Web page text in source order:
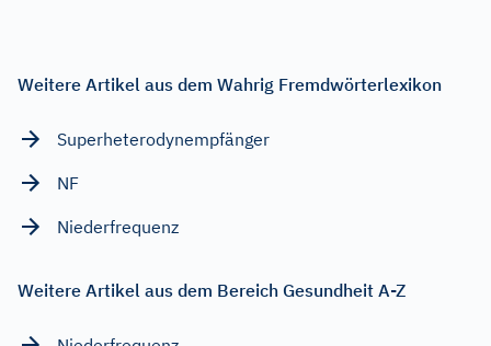
Weitere Artikel aus dem Wahrig Fremdwörterlexikon
Superheterodynempfänger
NF
Niederfrequenz
Weitere Artikel aus dem Bereich Gesundheit A-Z